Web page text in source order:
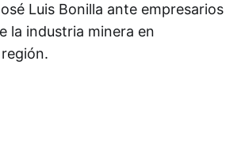
Luis Bonilla ante empresarios
la industria minera en